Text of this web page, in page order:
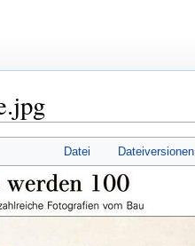
Datei Dateiversionen